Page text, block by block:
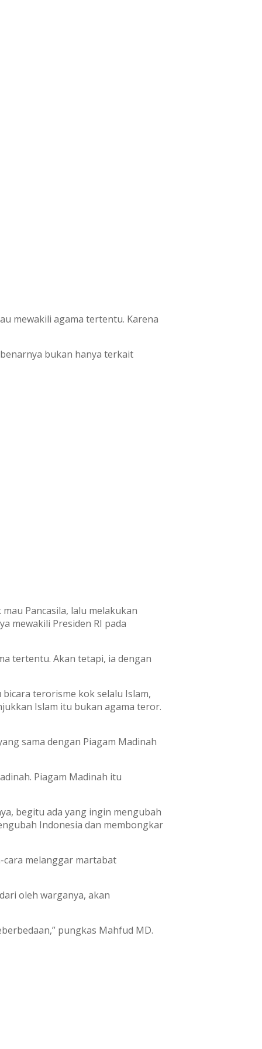
mewakili agama tertentu. Karena
bukan hanya terkait
Pancasila, lalu melakukan
mewakili Presiden RI pada
tertentu. Akan tetapi, ia dengan
terorisme kok selalu Islam,
Islam itu bukan agama teror.
sama dengan Piagam Madinah
Piagam Madinah itu
begitu ada yang ingin mengubah
Indonesia dan membongkar
cara melanggar martabat
oleh warganya, akan
pungkas Mahfud MD.